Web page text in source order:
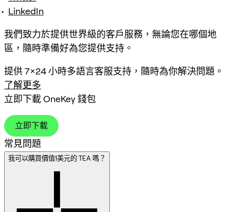
LinkedIn
我們致力於提供世界級的客戶服務，無論您在哪個地
區，隨時準備好為您提供支持。
提供 7×24 小時多語言客服支持，隨時為你解決問題。
了解更多
立即下載 OneKey 錢包
立即下載
常見問題
我可以購買價值1美元的 TEA 嗎？